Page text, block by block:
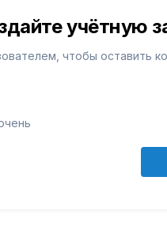
учётную
чтобы оставить